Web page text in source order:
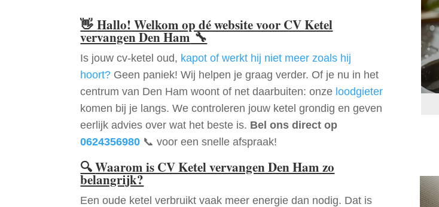
👋Hallo! Welkom op dé website voor CV Ketel
vervangen Den Ham🔧
Is jouw cv-ketel oud, kapot of werkt hij niet meer zoals hij
hoort? Geen paniek! Wij helpen je graag verder. Of je nu in het
centrum van Den Ham woont of net daarbuiten: onze loodgieter
komen bij je langs. We controleren jouw ketel grondig en geven
eerlijk advies over wat het beste is. Bel ons direct op
0624356980 📞 voor een snelle afspraak!
🔍Waarom is CV Ketel vervangen Den Ham zo
belangrijk?
Een oude ketel verbruikt vaak meer energie dan nodig. Dat is